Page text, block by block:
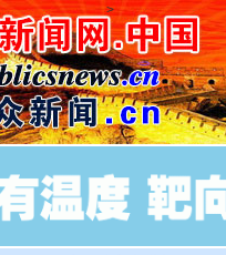
>